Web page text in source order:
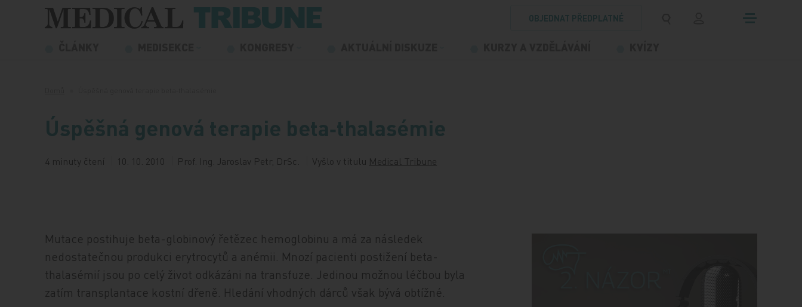
Přeskočit na obsah
OBJEDNAT PŘEDPLATNÉ
Úspěšná genová terapie beta‑thalasémie
4 minuty čtení 10. 10. 2010 Prof. Ing. Jaroslav Petr, DrSc. Vyšlo v titulu Medical Tribune
Mutace postihuje beta-globinový řetězec hemoglobinu a má za následek
nedostatečnou produkci erytrocytů a anémii. Mnozí pacienti postižení beta-
thalasémií jsou po celý život odkázáni na transfuze. Jedinou možnou léčbou byla
zatím transplantace kostní dřeně. Hledání vhodných dárců však bývá obtížné.